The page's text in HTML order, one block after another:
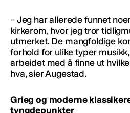
– Jeg har allerede funnet
kirkerom, hvor jeg tror
utmerket. De mangfoldige
forhold for ulike typer
arbeidet med å finne ut
hva, sier Augestad.
Grieg og moderne
tyngdepunkter